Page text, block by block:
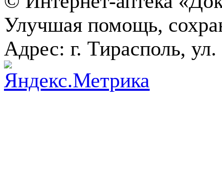
Улучшая помощь,
Адрес: г. Тирасполь,